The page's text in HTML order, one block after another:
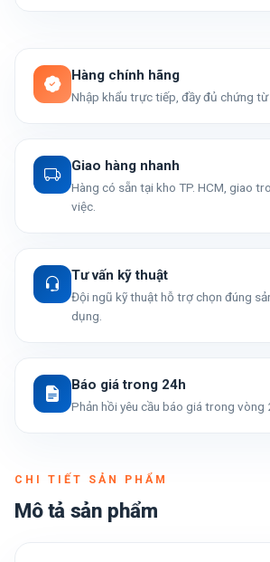
Hàng chính hãng
Nhập khẩu trực tiếp, đầy đủ chứng từ
Giao hàng nhanh
Hàng có sẵn tại kho TP. HCM, giao
việc.
Tư vấn kỹ thuật
Đội ngũ kỹ thuật hỗ trợ chọn đúng
dụng.
Báo giá trong 24h
Phản hồi yêu cầu báo giá trong vòng
CHI TIẾT SẢN PHẨM
Mô tả sản phẩm